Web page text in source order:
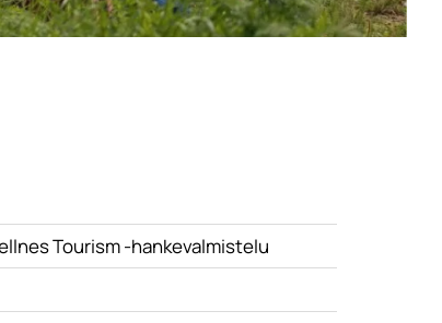
Tourism -hankevalmistelu